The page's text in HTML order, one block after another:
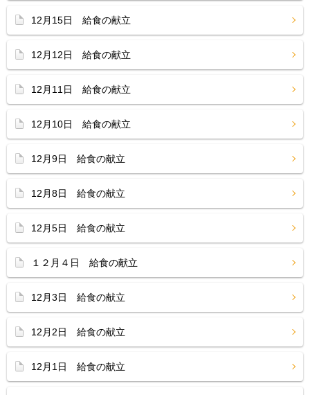
12月15日 給食の献立
12月12日 給食の献立
12月11日 給食の献立
12月10日 給食の献立
12月9日 給食の献立
12月8日 給食の献立
12月5日 給食の献立
１２月４日 給食の献立
12月3日 給食の献立
12月2日 給食の献立
12月1日 給食の献立